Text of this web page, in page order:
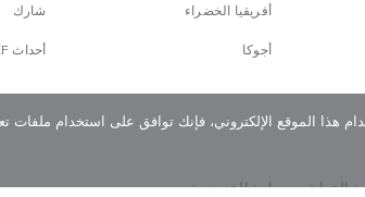
شارك
أحداث TEF
أفريقيا الخضراء
أجوكا
الحماية سياسة الخصوصية
هذا الموقع الإلكتروني، فإنك توافق على استخدام ملفات